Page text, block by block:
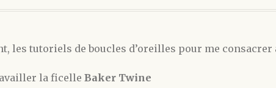
les tutoriels de boucles d’oreilles pour me consacrer
la ficelleBaker Twine